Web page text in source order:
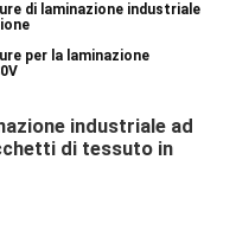
di laminazione industriale
per la laminazione
industriale ad
di tessuto in